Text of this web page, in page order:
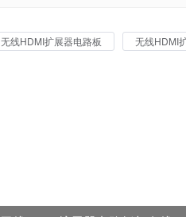
无线HDMI扩展器电路板 无线HDMI